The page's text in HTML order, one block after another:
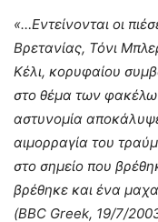
«…Εντείνονται οι
Βρετανίας, Τόνι
Κέλι, κορυφαίου
στο θέμα των
αστυνομία
αιμορραγία του
στο σημείο που
βρέθηκε και ένα
(BBC Greek, 19/7/